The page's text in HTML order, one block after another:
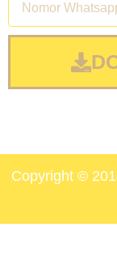
Copyright ©